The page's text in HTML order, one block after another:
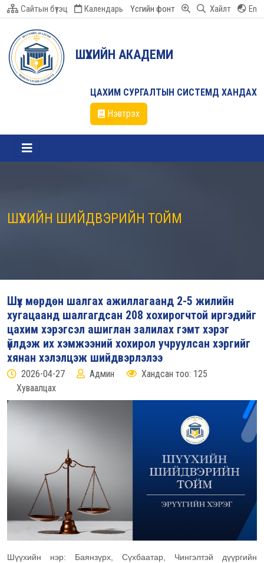
Сайтын бүтэц Календарь Үсгийн фонт Хайлт En
ШҮҮХИЙН АКАДЕМИ
ЦАХИМ СУРГАЛТЫН СИСТЕМД ХАНДАХ
Нэвтрэх
ШҮҮХИЙН ШИЙДВЭРИЙН ТОЙМ
Шүүх мөрдөн шалгах ажиллагаанд 2-5 жилийн
хугацаанд шалгагдсан 208 хохирогчтой иргэдийг
цахим хэрэгсэл ашиглан залилах гэмт хэрэг
үйлдэж их хэмжээний хохирол учруулсан хэргийг
хянан хэлэлцэж шийдвэрлэлээ
2026-04-27 Админ
Хандсан тоо: 125
Хуваалцах
Шүүхийн нэр: Баянзүрх, Сүхбаатар, Чингэлтэй дүүргийн